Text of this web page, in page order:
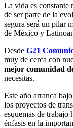
La vida es
de ser parte de la
segura será un pilar
de México y
Desde G21
muy de cerca con
mejor comunidad
necesitas.
Este año arranca
los proyectos de
esquemas de trabajo
énfasis en la